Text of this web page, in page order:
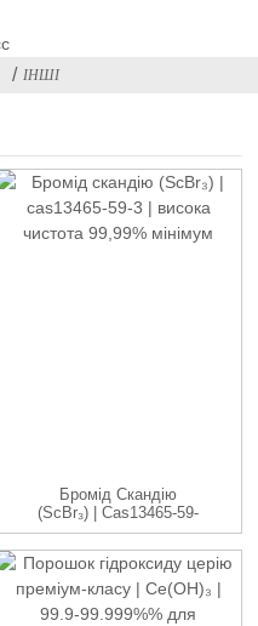
ІНШІ
Бромід Скандію
(ScBr₃) | Cas13465-59-
3| Високий ...